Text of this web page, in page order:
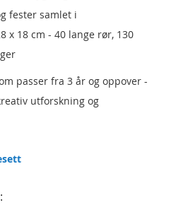
fester samlet i
x 18 cm - 40 lange rør, 130
passer fra 3 år og oppover -
utforskning og